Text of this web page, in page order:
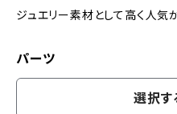
ジュエリー素材として高く人気
パーツ
選択す